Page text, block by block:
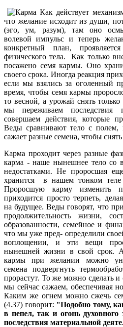
Как действует
что желание исходит из души,
(эго, ум, разум), там оно
волевой импульс и теперь
конкретный план,
физического тела. Как только
посажено семя кармы. Оно
своего срока. Иногда реакция
если мы взялись за оголенный
время, чтобы семя кармы
то весной, а урожай снять
мы переживаем последствия
совершаем действия, которые
Веды сравнивают тело с полем,
сажает разные семена, чтобы
Карма проходит через разные
карма - наше нынешнее тело со
недостатками. Не проросшая
хранится в нашем тонком
Проросшую карму изменить
приходится просто терпеть,
на будущее. Веды говорят, что
продолжительность жизни,
образованности, семейное и
что мы уже пред- определили
воплощении, и эти вещи
нынешней жизни в свой срок.
кармы при желании можно
семена подвергнуть
прорастут. То же можно сделать
мы сейчас сажаем, обеспечивая
Каким же огнем можно сжечь
(4.37) говорит: "Подобно тому,
в пепел, так и огонь духовного
последствия материальной